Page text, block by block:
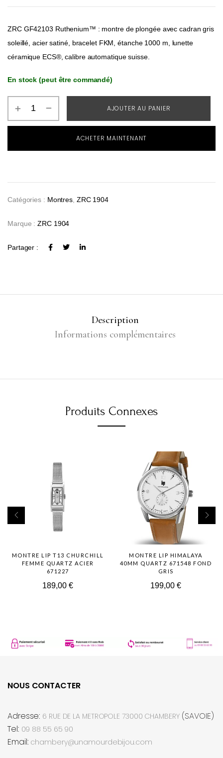
ZRC GF42103 Ruthenium™ : montre de plongée avec cadran gris
soleillé, acier satiné, bracelet FKM, étanche 1000 m, lunette
céramique ECS®, calibre automatique suisse.
En stock (peut être commandé)
AJOUTER AU PANIER
ACHETER MAINTENANT
Catégories : Montres ZRC 1904
Marque :ZRC 1904
Partager :
Description
Informations complémentaires
Produits Connexes
MONTRE LIP T13 CHURCHILL
FEMME QUARTZ ACIER
671227
189,00 €
MONTRE LIP HIMALAYA
40MM QUARTZ 671548 FOND
GRIS
199,00 €
NOUS CONTACTER
Adresse: 6 RUE DE LA METROPOLE 73000 CHAMBERY(SAVOIE)
Tel: 09 88 55 65 90
Email: chambery@unamourdebijou.com